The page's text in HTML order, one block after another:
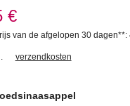
€
van de afgelopen 30 dagen**:
verzendkosten